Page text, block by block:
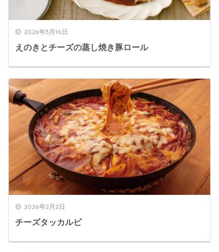
2026年3月16日
えのきとチーズの蒸し焼き豚ロール
2026年2月2日
チーズタッカルビ